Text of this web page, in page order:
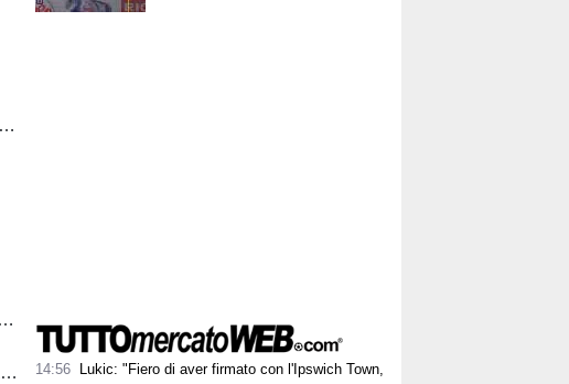
14:56
Lukic: "Fiero di aver firmato con l'Ipswich Town,